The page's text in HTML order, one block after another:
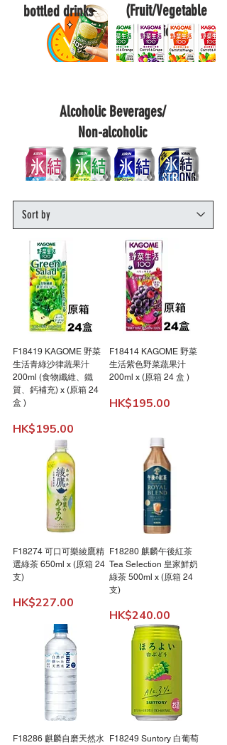
bottled drinks
(Fruit/Vegetable
Juice)
Alcoholic Beverages/
Non-alcoholic
F18419 KAGOME 野菜
生活青綠沙律蔬果汁
200ml (食物纖維、鐵
質、鈣補充) x (原箱 24
盒 )
Price
HK$195.00
F18414 KAGOME 野菜
生活紫色野菜蔬果汁
200ml x (原箱 24 盒 )
Price
HK$195.00
F18274 可口可樂綾鷹精
選綠茶 650ml x (原箱 24
支)
Price
HK$227.00
F18280 麒麟午後紅茶
Tea Selection 皇家鮮奶
綠茶 500ml x (原箱 24
支)
Price
HK$240.00
F18286 麒麟自磨天然水 F18249 Suntory 白葡萄